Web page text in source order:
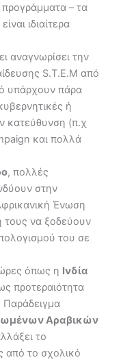
– τα
ιδιαίτερα
αναγνωρίσει την
S.T.E.M από
υπάρχουν πάρα
ή
κατεύθυνση (π.χ
και πολλά
, πολλές
στην
Ένωση
τους να ξοδεύουν
του σε
όπως η Ινδία
προτεραιότητα
Παράδειγμα
Αραβικών
το
από το σχολικό